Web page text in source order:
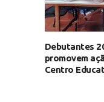
Debutantes
promovem
Centro